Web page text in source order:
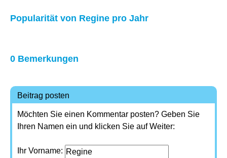
Popularität von Regine pro Jahr
0 Bemerkungen
Beitrag posten
Möchten Sie einen Kommentar posten? Geben Sie
Ihren Namen ein und klicken Sie auf Weiter:
Ihr Vorname: